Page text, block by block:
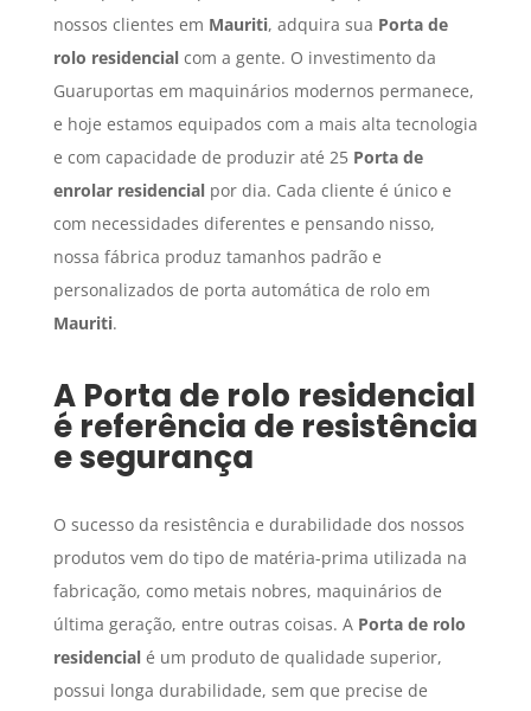
nossos clientes em Mauriti, adquira sua Porta de
rolo residencialcom a gente. O investimento da
Guaruportas em maquinários modernos permanece,
e hoje estamos equipados com a mais alta tecnologia
e com capacidade de produzir até 25 Porta de
enrolar residencialpor dia. Cada cliente é único e
com necessidades diferentes e pensando nisso,
nossa fábrica produz tamanhos padrão e
personalizados de porta automática de rolo em
Mauriti.
A Porta de rolo residencial
é referência de resistência
e segurança
O sucesso da resistência e durabilidade dos nossos
produtos vem do tipo de matéria-prima utilizada na
fabricação, como metais nobres, maquinários de
última geração, entre outras coisas. A Porta de rolo
residencialé um produto de qualidade superior,
possui longa durabilidade, sem que precise de